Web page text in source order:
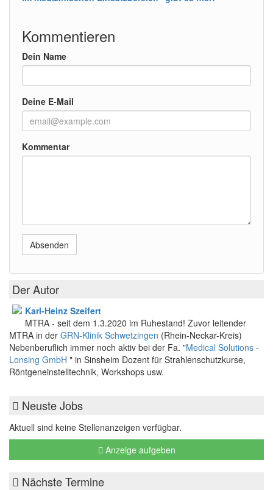
Kommentieren
Dein Name
Deine E-Mail
Kommentar
Absenden
Der Autor
Karl-Heinz Szeifert
MTRA - seit dem 1.3.2020 im Ruhestand! Zuvor leitender
MTRA in der GRN-Klinik Schwetzingen (Rhein-Neckar-Kreis)
Nebenberuflich immer noch aktiv bei der Fa. "Medical Solutions -
Lonsing GmbH " in Sinsheim Dozent für Strahlenschutzkurse,
Röntgeneinstelltechnik, Workshops usw.
Neuste Jobs
Aktuell sind keine Stellenanzeigen verfügbar.
Anzeige aufgeben
Nächste Termine